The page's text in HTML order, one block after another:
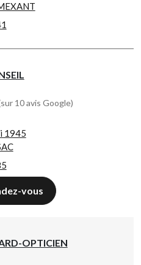
10 avis Google)
1945
vous
OPTICIEN